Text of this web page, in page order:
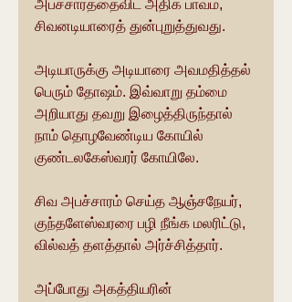
அபச்சாரத்தைவிட அதிக பாவம்,
சிவனடியாரைத் துன்புறுத்துவது.
அடியாருக்கு அடியாரை அவமதித்தல்
பெரும் தோஷம். இவ்வாறு தம்மை
அறியாது தவறு இழைத்திருந்தால்
நாம் தொழவேண்டிய கோயில்
குண்டலகேஸ்வரர் கோயிலே.
சிவ அபச்சாரம் செய்த ஆஞ்சநேயர்,
குந்தளேஸ்வரரை பழி நீங்க மலரிட்டு,
வில்வத் தளத்தால் அர்ச்சித்தார்.
அப்போது அகத்தியரின்